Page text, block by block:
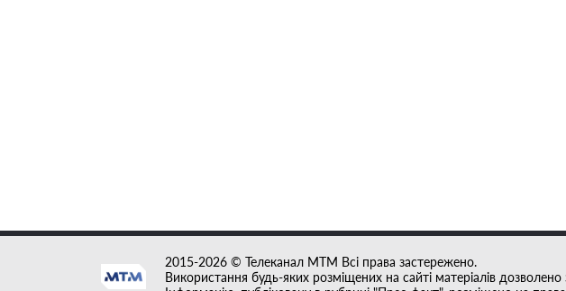
2015-2026 © Телеканал MTM Всі права застережено.
Використання будь-яких розміщених на сайті матеріалів